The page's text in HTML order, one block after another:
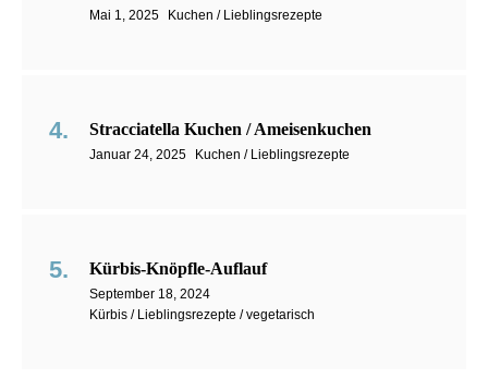
Mai 1, 2025 Kuchen / Lieblingsrezepte
Stracciatella Kuchen / Ameisenkuchen
Januar 24, 2025 Kuchen / Lieblingsrezepte
Kürbis-Knöpfle-Auflauf
September 18, 2024
Kürbis / Lieblingsrezepte / vegetarisch